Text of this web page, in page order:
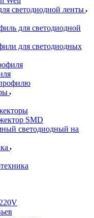
светодиодной ленты
для светодиодной
для светодиодных
SMD
светодиодный на